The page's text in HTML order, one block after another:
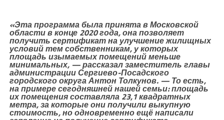
«Эта программа была принята в Московской
области в конце 2020 года, она позволяет
получить сертификат на улучшение жилищных
условий тем собственникам, у которых
площадь изымаемых помещений меньше
минимальных, — рассказал заместитель главы
администрации Сергиево-Посадского
городского округа Антон Толкунов. — То есть,
на примере сегодняшней нашей семьи: площадь
их помещения составляла 23,1 квадратных
метра, за которые они получили выкупную
стоимость, но одновременно ещё написали